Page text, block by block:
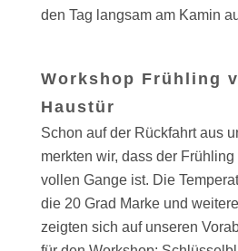
den Tag langsam am Kamin
Workshop Frühling
Haustür
Schon auf der Rückfahrt aus
merkten wir, dass der
vollen Gange ist. Die
die 20 Grad Marke und
zeigten sich auf unseren